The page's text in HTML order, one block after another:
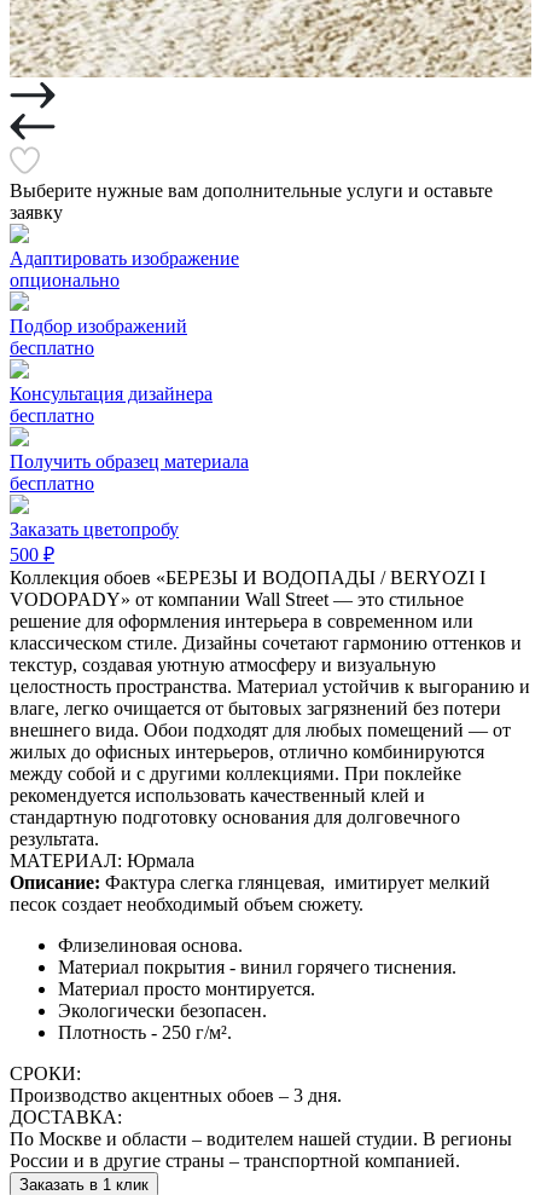
Выберите нужные вам дополнительные услуги и оставьте
заявку
Адаптировать изображение
опционально
Подбор изображений
бесплатно
Консультация дизайнера
бесплатно
Получить образец материала
бесплатно
Заказать цветопробу
500 ₽
Коллекция обоев «БЕРЕЗЫ И ВОДОПАДЫ / BERYOZI I
VODOPADY» от компании Wall Street — это стильное
решение для оформления интерьера в современном или
классическом стиле. Дизайны сочетают гармонию оттенков и
текстур, создавая уютную атмосферу и визуальную
целостность пространства. Материал устойчив к выгоранию и
влаге, легко очищается от бытовых загрязнений без потери
внешнего вида. Обои подходят для любых помещений — от
жилых до офисных интерьеров, отлично комбинируются
между собой и с другими коллекциями. При поклейке
рекомендуется использовать качественный клей и
стандартную подготовку основания для долговечного
результата.
МАТЕРИАЛ: Юрмала
Описание: Фактура слегка глянцевая, имитирует мелкий
песок создает необходимый объем сюжету.
Флизелиновая основа.
Материал покрытия - винил горячего тиснения.
Материал просто монтируется.
Экологически безопасен.
Плотность - 250 г/м².
СРОКИ:
Производство акцентных обоев – 3 дня.
ДОСТАВКА:
По Москве и области – водителем нашей студии. В регионы
России и в другие страны – транспортной компанией.
Заказать в 1 клик